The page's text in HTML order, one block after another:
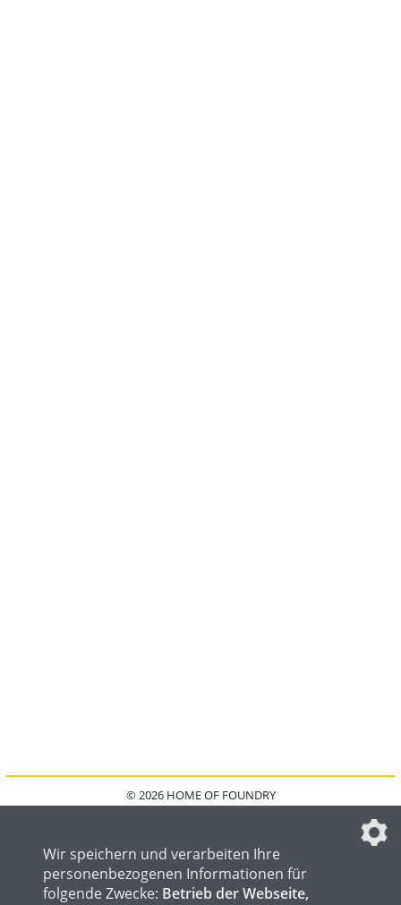
© 2026 HOME OF FOUNDRY
DATENSCHUTZEINSTELLUNGEN
Wir speichern und verarbeiten Ihre
personenbezogenen Informationen für
folgende Zwecke: Betrieb der Webseite,